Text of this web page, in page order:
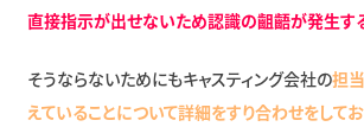
直接指示が出せないため認識の齟齬が発生す
そうならないためにもキャスティング会社の担
えていることについて詳細をすり合わせをして